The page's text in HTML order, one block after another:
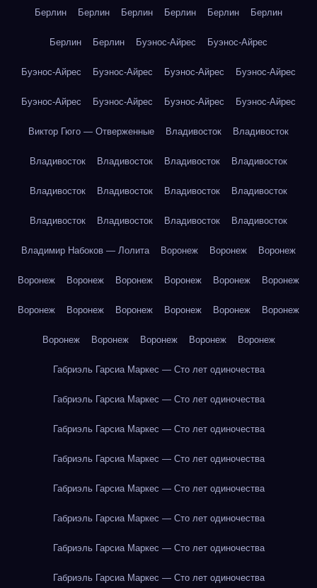
Берлин Берлин Берлин Берлин Берлин Берлин
Берлин Берлин Буэнос-Айрес Буэнос-Айрес
Буэнос-Айрес Буэнос-Айрес Буэнос-Айрес Буэнос-Айрес
Буэнос-Айрес Буэнос-Айрес Буэнос-Айрес Буэнос-Айрес
Виктор Гюго — Отверженные Владивосток Владивосток
Владивосток Владивосток Владивосток Владивосток
Владивосток Владивосток Владивосток Владивосток
Владивосток Владивосток Владивосток Владивосток
Владимир Набоков — Лолита Воронеж Воронеж Воронеж
Воронеж Воронеж Воронеж Воронеж Воронеж Воронеж
Воронеж Воронеж Воронеж Воронеж Воронеж Воронеж
Воронеж Воронеж Воронеж Воронеж Воронеж
Габриэль Гарсиа Маркес — Сто лет одиночества
Габриэль Гарсиа Маркес — Сто лет одиночества
Габриэль Гарсиа Маркес — Сто лет одиночества
Габриэль Гарсиа Маркес — Сто лет одиночества
Габриэль Гарсиа Маркес — Сто лет одиночества
Габриэль Гарсиа Маркес — Сто лет одиночества
Габриэль Гарсиа Маркес — Сто лет одиночества
Габриэль Гарсиа Маркес — Сто лет одиночества